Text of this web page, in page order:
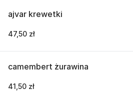
ajvar krewetki
47,50 zł
camembert żurawina
41,50 zł